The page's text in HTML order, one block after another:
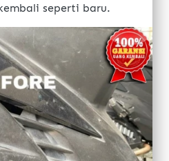
seperti baru.